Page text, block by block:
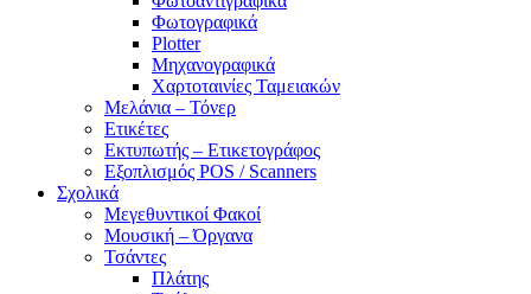
Φωτογραφικά
Plotter
Μηχανογραφικά
Χαρτοταινίες Ταμειακών
Μελάνια – Τόνερ
Ετικέτες
Εκτυπωτής – Ετικετογράφος
Εξοπλισμός POS / Scanners
Σχολικά
Μεγεθυντικοί Φακοί
Μουσική – Όργανα
Τσάντες
Πλάτης